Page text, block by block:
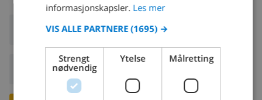
Ankomst:Fra 16:00 før 20:00
Avreise:
DANISH
NORWEGIAN
informasjonskapsler. Les mer
VIS ALLE PARTNERE (1695) →
Strengt
nødvendig
Ytelse Målretting